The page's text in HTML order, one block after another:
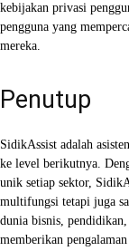
kebijakan privasi
pengguna yang
mereka.
Penutup
SidikAssist adalah
ke level berikutnya.
unik setiap sektor,
multifungsi tetapi juga
dunia bisnis,
memberikan